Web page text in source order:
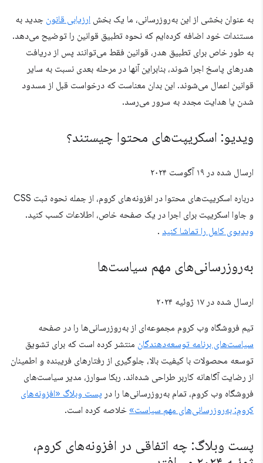
به عنوان بخشی از این به‌روزرسانی، ما یک بخش ارزیابی قانونجدید به
مستندات خود اضافه کرده‌ایم که نحوه تطبیق قوانین را توضیح می‌دهد.
به طور خاص برای تطبیق هدر، قوانین فقط می‌توانند پس از دریافت
هدرهای پاسخ اجرا شوند، بنابراین آنها در مرحله بعدی نسبت به سایر
قوانین اعمال می‌شوند. این بدان معناست که درخواست قبل از مسدود
شدن یا هدایت مجدد به سرور می‌رسد.
ویدیو: اسکریپت‌های محتوا چیستند؟
ارسال شده در۱۹ آگوست ۲۰۲۴
درباره اسکریپت‌های محتوا در افزونه‌های کروم، از جمله نحوه ثبت CSS
و جاوا اسکریپت برای اجرا در یک صفحه خاص، اطلاعات کسب کنید.
ویدیوی کامل را تماشا کنید.
به‌روزرسانی‌های مهم سیاست‌ها
ارسال شده در۱۷ ژوئیه ۲۰۲۴
تیم فروشگاه وب کروم مجموعه‌ای از به‌روزرسانی‌ها را در صفحه
سیاست‌های برنامه توسعه‌دهندگانمنتشر کرده است که برای تشویق
توسعه محصولات با کیفیت بالا، جلوگیری از رفتارهای فریبنده و اطمینان
از رضایت آگاهانه کاربر طراحی شده‌اند. ربکا سوارز، مدیر سیاست‌های
فروشگاه وب کروم، تمام به‌روزرسانی‌ها را در پست وبلاگ «افزونه‌های
کروم: به‌روزرسانی‌های مهم سیاست»خلاصه کرده است.
پست وبلاگ: چه اتفاقی در افزونه‌های کروم،